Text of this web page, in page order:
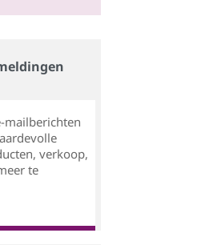
mailberichten
verkoop,
te